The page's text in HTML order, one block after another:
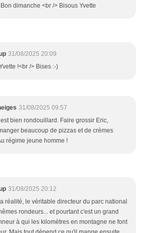
dimanche <br /> Bisous Yvette
31/08/2025 20:09
!<br /> Bises :-)
31/08/2025 09:57
bien rondouillard. Faire grossir Eric,
beaucoup de pizzas et de crèmes
régime jeune homme !
31/08/2025 20:12
réalité, le véritable directeur du parc national
rondeurs... et pourtant c'est un grand
à qui les kilomètres en montagne ne font